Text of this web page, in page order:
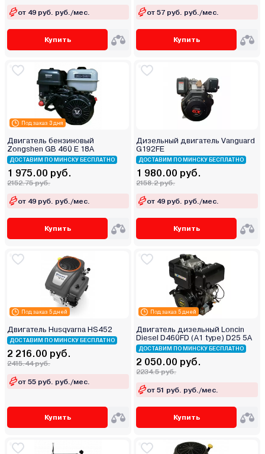
от 49 руб. руб./мес.
Купить
от 57 руб. руб./мес.
Купить
Под заказ 3 дня
Двигатель бензиновый
Zongshen GB 460 E 18А
ДОСТАВИМ ПО МИНСКУ БЕСПЛАТНО
1 975.00 руб.
2152.75 руб.
от 49 руб. руб./мес.
Купить
Дизельный двигатель Vanguard
G192FE
ДОСТАВИМ ПО МИНСКУ БЕСПЛАТНО
1 980.00 руб.
2158.2 руб.
от 49 руб. руб./мес.
Купить
Под заказ 5 дней
Двигатель Husqvarna HS452
ДОСТАВИМ ПО МИНСКУ БЕСПЛАТНО
2 216.00 руб.
2415.44 руб.
от 55 руб. руб./мес.
Купить
Под заказ 5 дней
Двигатель дизельный Loncin
Diesel D460FD (A1 type) D25 5А
ДОСТАВИМ ПО МИНСКУ БЕСПЛАТНО
2 050.00 руб.
2234.5 руб.
от 51 руб. руб./мес.
Купить